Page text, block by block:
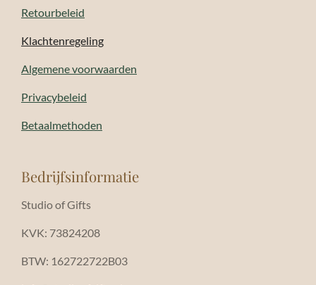
Retourbeleid
Klachtenregeling
Algemene voorwaarden
Privacybeleid
Betaalmethoden
Bedrijfsinformatie
Studio of Gifts
KVK: 73824208
BTW: 162722722B03